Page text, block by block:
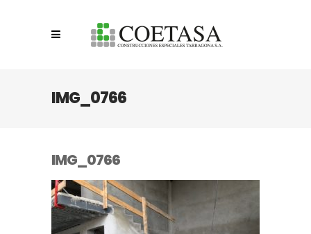
IMG_0766
IMG_0766